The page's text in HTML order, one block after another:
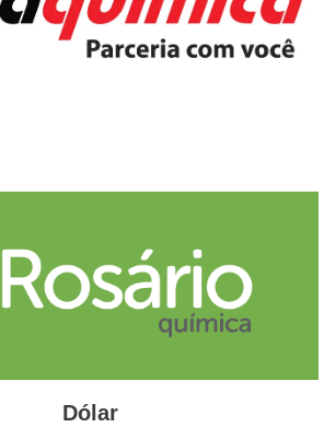
e interrompeu, dessa forma, três
de avanço na produção, período em